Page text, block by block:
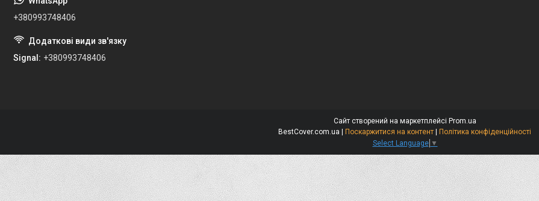
+380993748406
Signal +380993748406
Сайт створений на маркетплейсі Prom.ua
Поскаржитися на контент
Політика конфіденційності
Select Language ▼